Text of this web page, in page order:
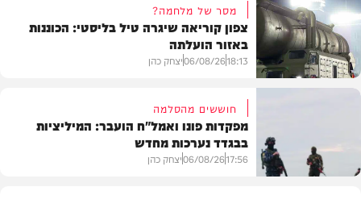
צבא וביטחון
מסר של מלחמה?
צפון קוריאה שיגרה טיל בליסטי: הכוננות
באזור הועלתה
18:13
06/08/26יצחק כהן
חוששים מהסלמה
מפקדות פונו ואמל"ח הועבר: המיליציות
בבגדד נערכות מחדש
17:56
06/08/26יצחק כהן